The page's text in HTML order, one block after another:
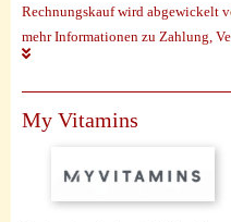
Rechnungskauf wird abgewickelt
mehr Informationen zu Zahlung,
My Vitamins